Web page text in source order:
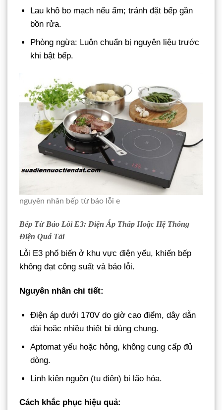
Lau khô bo mạch nếu ẩm; tránh đặt bếp gần
bồn rửa.
Phòng ngừa: Luôn chuẩn bị nguyên liệu trước
khi bật bếp.
nguyên nhân bếp từ báo lỗi e
Bếp Từ Báo Lỗi E3: Điện Áp Thấp Hoặc Hệ Thống
Điện Quá Tải
Lỗi E3 phổ biến ở khu vực điện yếu, khiến bếp
không đạt công suất và báo lỗi.
Nguyên nhân chi tiết:
Điện áp dưới 170V do giờ cao điểm, dây dẫn
dài hoặc nhiều thiết bị dùng chung.
Aptomat yếu hoặc hỏng, không cung cấp đủ
dòng.
Linh kiện nguồn (tụ điện) bị lão hóa.
Cách khắc phục hiệu quả: